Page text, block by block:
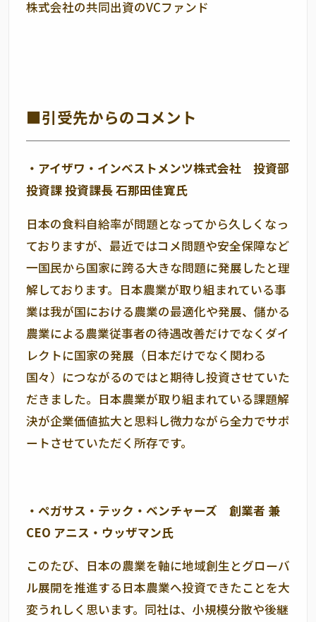
株式会社の共同出資のVCファンド
■引受先からのコメント
・アイザワ・インベストメンツ株式会社 投資部
投資課 投資課長 石那田佳寛氏
日本の食料自給率が問題となってから久しくなっ
ておりますが、最近ではコメ問題や安全保障など
一国民から国家に跨る大きな問題に発展したと理
解しております。日本農業が取り組まれている事
業は我が国における農業の最適化や発展、儲かる
農業による農業従事者の待遇改善だけでなくダイ
レクトに国家の発展（日本だけでなく関わる
国々）につながるのではと期待し投資させていた
だきました。日本農業が取り組まれている課題解
決が企業価値拡大と思料し微力ながら全力でサポ
ートさせていただく所存です。
・ペガサス・テック・ベンチャーズ 創業者 兼
CEO アニス・ウッザマン氏
このたび、日本の農業を軸に地域創生とグローバ
ル展開を推進する日本農業へ投資できたことを大
変うれしく思います。同社は、小規模分散や後継